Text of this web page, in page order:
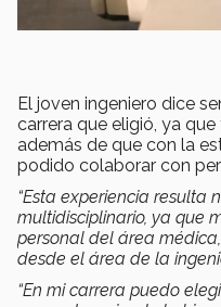
El joven ingeniero dice
carrera que eligió, ya
además de que con la
podido colaborar con
“Esta experiencia resulta
multidisciplinario, ya que
personal del área
desde el área de la
“En mi carrera puedo